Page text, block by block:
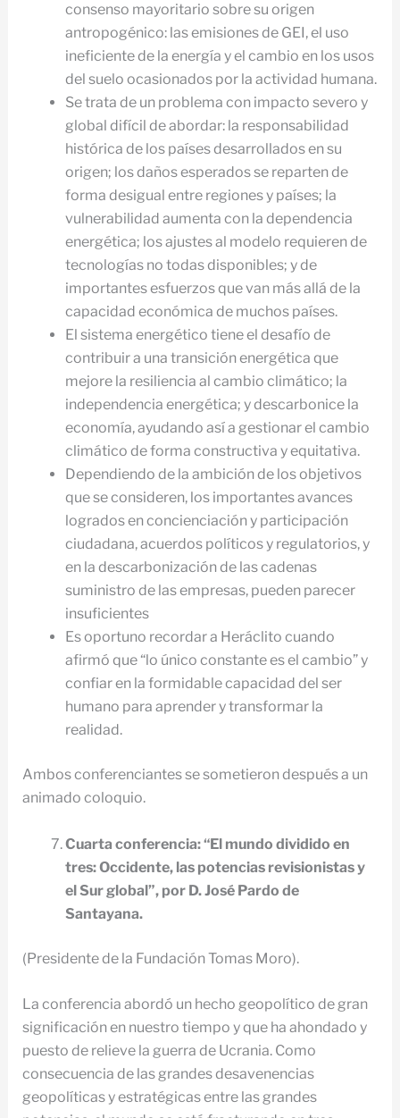
consenso mayoritario sobre su origen
antropogénico: las emisiones de GEI, el uso
ineficiente de la energía y el cambio en los usos
del suelo ocasionados por la actividad humana.
Se trata de un problema con impacto severo y
global difícil de abordar: la responsabilidad
histórica de los países desarrollados en su
origen; los daños esperados se reparten de
forma desigual entre regiones y países; la
vulnerabilidad aumenta con la dependencia
energética; los ajustes al modelo requieren de
tecnologías no todas disponibles; y de
importantes esfuerzos que van más allá de la
capacidad económica de muchos países.
El sistema energético tiene el desafío de
contribuir a una transición energética que
mejore la resiliencia al cambio climático; la
independencia energética; y descarbonice la
economía, ayudando así a gestionar el cambio
climático de forma constructiva y equitativa.
Dependiendo de la ambición de los objetivos
que se consideren, los importantes avances
logrados en concienciación y participación
ciudadana, acuerdos políticos y regulatorios, y
en la descarbonización de las cadenas
suministro de las empresas, pueden parecer
insuficientes
Es oportuno recordar a Heráclito cuando
afirmó que “lo único constante es el cambio” y
confiar en la formidable capacidad del ser
humano para aprender y transformar la
realidad.
Ambos conferenciantes se sometieron después a un
animado coloquio.
Cuarta conferencia: “El mundo dividido en
tres: Occidente, las potencias revisionistas y
el Sur global”, por D. José Pardo de
Santayana.
(Presidente de la Fundación Tomas Moro).
La conferencia abordó un hecho geopolítico de gran
significación en nuestro tiempo y que ha ahondado y
puesto de relieve la guerra de Ucrania. Como
consecuencia de las grandes desavenencias
geopolíticas y estratégicas entre las grandes